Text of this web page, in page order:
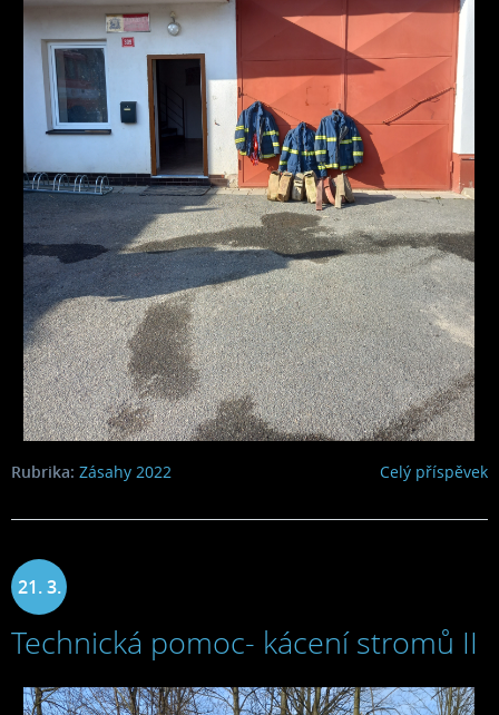
Celý příspěvek
Rubrika: Zásahy 2022
21. 3.
2022
Technická pomoc- kácení stromů II